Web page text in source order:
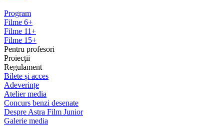
Program
Filme 6+
Filme 11+
Filme 15+
Pentru profesori
Proiecții
Regulament
Bilete și acces
Adeverințe
Atelier media
Concurs benzi desenate
Despre Astra Film Junior
Galerie media